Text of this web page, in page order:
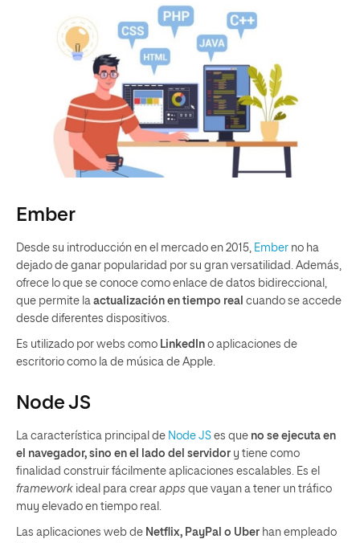
Ember
Desde su introducción en el mercado en 2015, Ember no ha
dejado de ganar popularidad por su gran versatilidad. Además,
ofrece lo que se conoce como enlace de datos bidireccional,
que permite la actualización en tiempo real cuando se accede
desde diferentes dispositivos.
Es utilizado por webs como LinkedIn o aplicaciones de
escritorio como la de música de Apple.
Node JS
La característica principal de Node JS es que no se ejecuta en
el navegador, sino en el lado del servidor y tiene como
finalidad construir fácilmente aplicaciones escalables. Es el
framework ideal para crear apps que vayan a tener un tráfico
muy elevado en tiempo real.
Las aplicaciones web de Netflix, PayPal o Uber han empleado